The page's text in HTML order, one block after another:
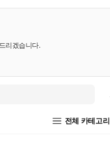
리겠습니다.
전체 카테고리